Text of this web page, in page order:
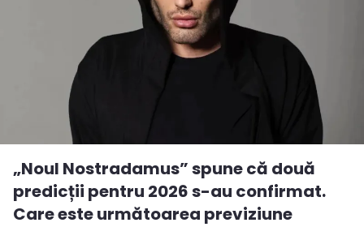
„Noul Nostradamus” spune că două
predicții pentru 2026 s-au confirmat.
Care este următoarea previziune